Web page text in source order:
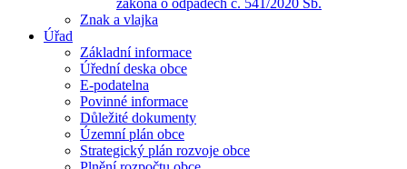
zákona o odpadech č. 541/2020 Sb.
Znak a vlajka
Úřad
Základní informace
Úřední deska obce
E-podatelna
Povinné informace
Důležité dokumenty
Územní plán obce
Strategický plán rozvoje obce